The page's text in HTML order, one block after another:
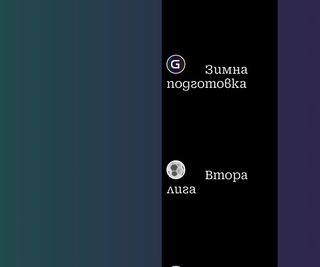
Зимна
подготовка
Втора
лига